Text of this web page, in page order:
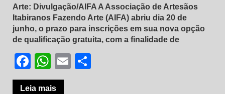
Arte: Divulgação/AIFA A Associação de Artesãos
Itabiranos Fazendo Arte (AIFA) abriu dia 20 de
junho, o prazo para inscrições em sua nova opção
de qualificação gratuita, com a finalidade de
Facebook
WhatsApp
Email
Leia mais